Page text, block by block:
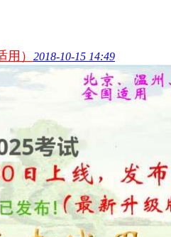
） 2018-10-15 14:49